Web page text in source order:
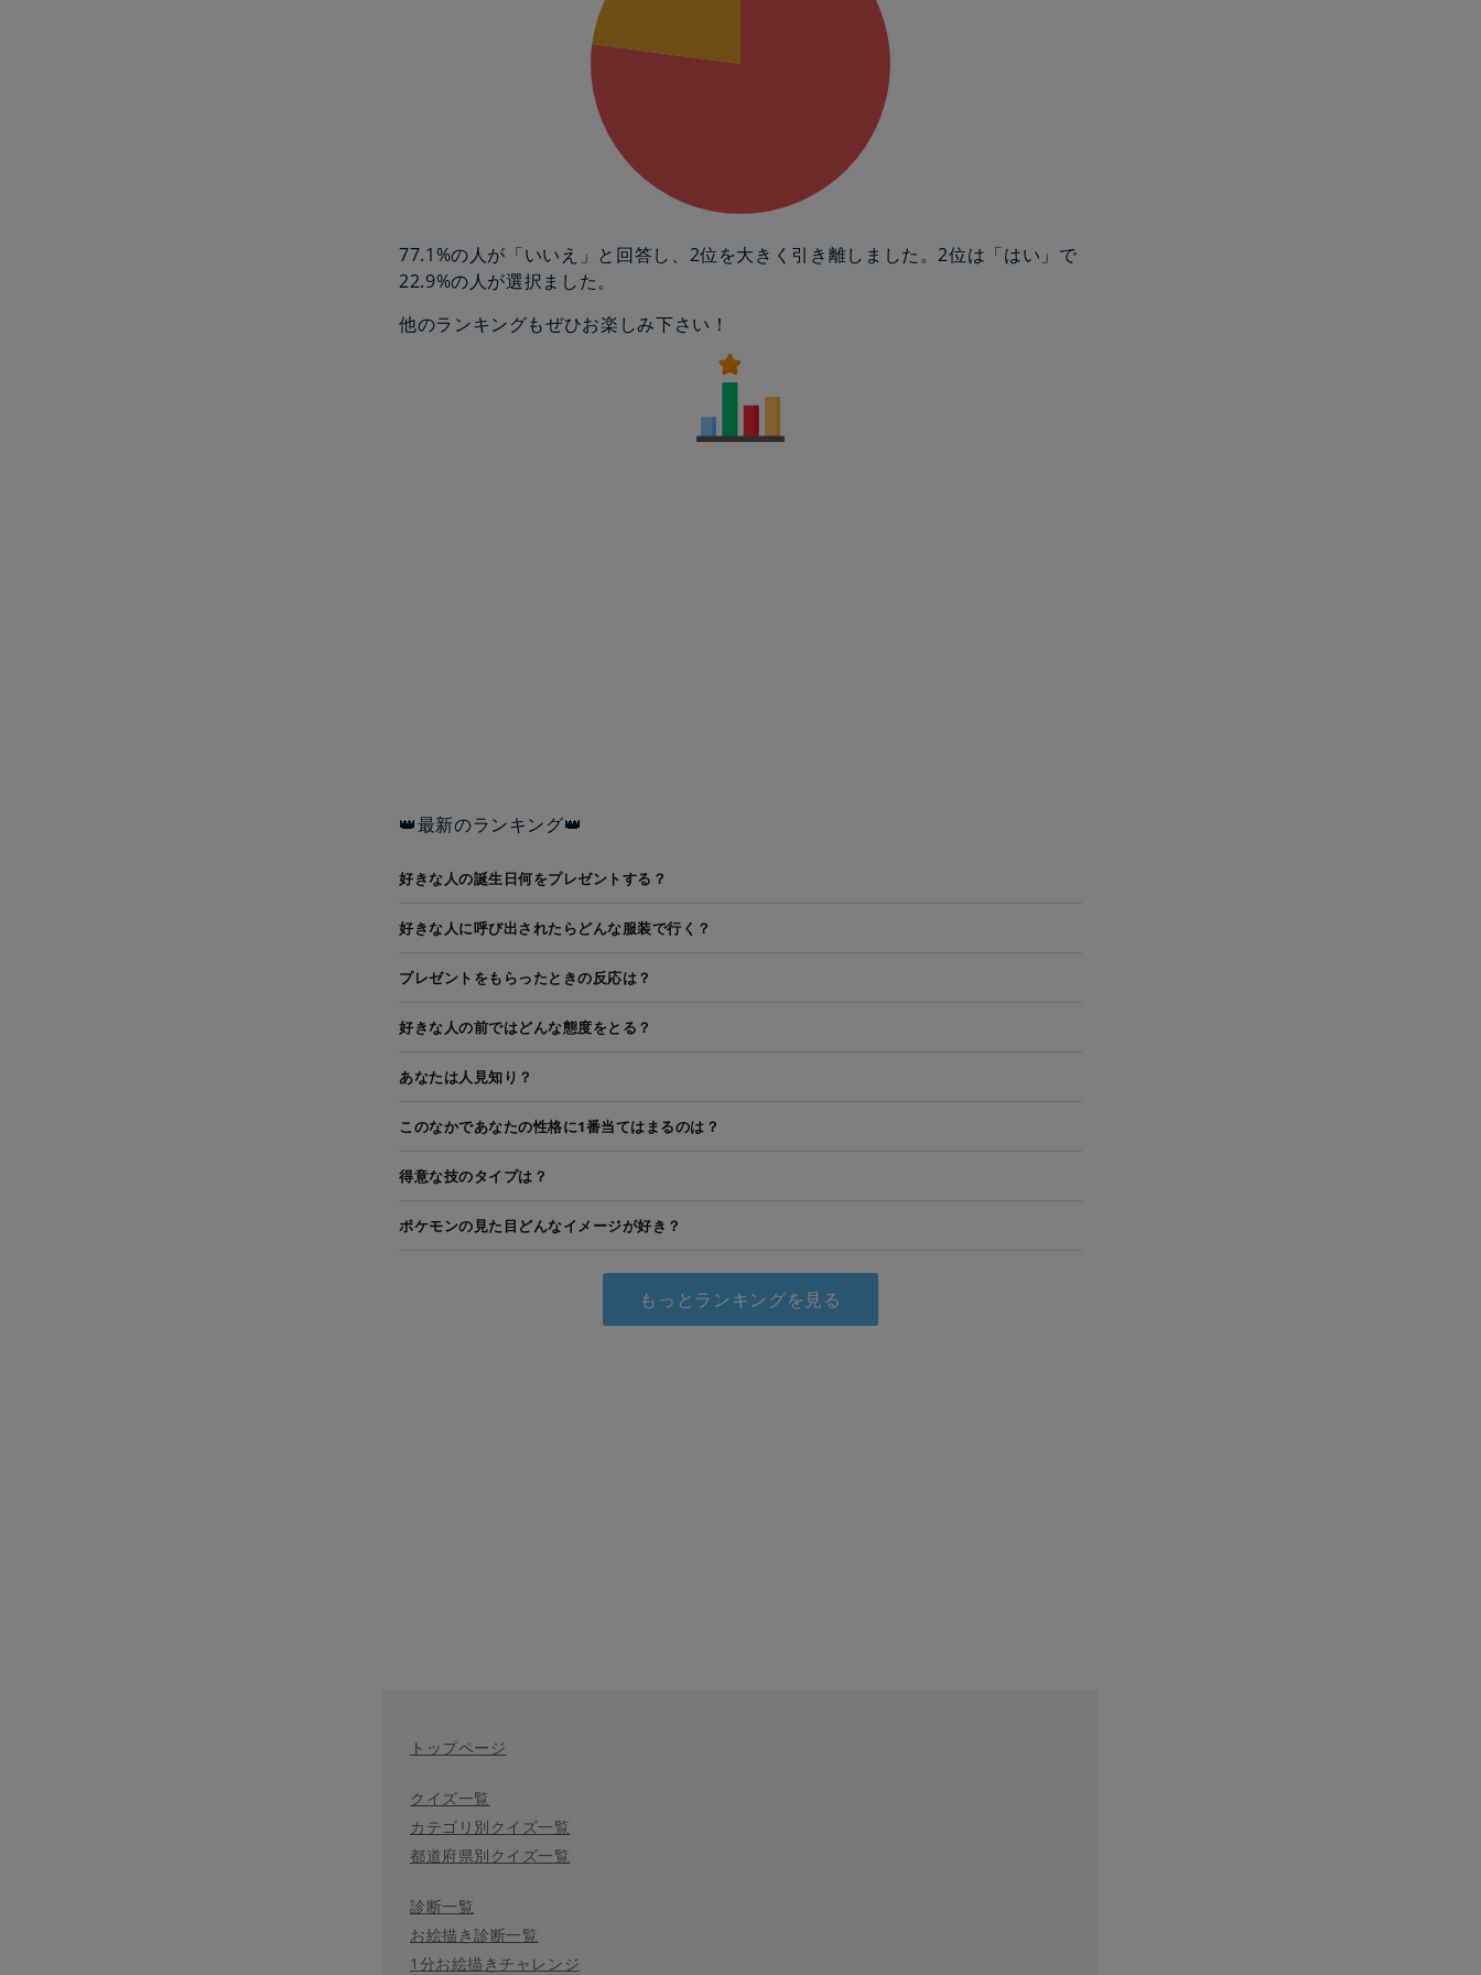
77.1%の人が「いいえ」と回答し、2位を大きく引き離しました。2位は「はい」で
22.9%の人が選択ました。
他のランキングもぜひお楽しみ下さい！
👑最新のランキング👑
好きな人の誕生日何をプレゼントする？
好きな人に呼び出されたらどんな服装で行く？
プレゼントをもらったときの反応は？
好きな人の前ではどんな態度をとる？
あなたは人見知り？
このなかであなたの性格に1番当てはまるのは？
得意な技のタイプは？
ポケモンの見た目どんなイメージが好き？
もっとランキングを見る
トップページ
クイズ一覧
カテゴリ別クイズ一覧
都道府県別クイズ一覧
診断一覧
お絵描き診断一覧
1分お絵描きチャレンジ